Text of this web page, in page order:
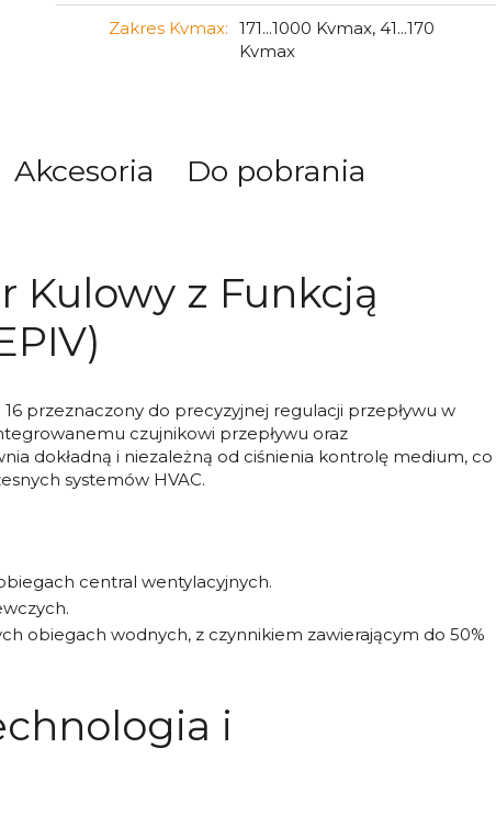
Zakres Kvmax: 171...1000 Kvmax, 41...170
Kvmax
Akcesoria Do pobrania
Kulowy z Funkcją
przeznaczony do precyzyjnej regulacji przepływu w
czujnikowi przepływu oraz
dokładną i niezależną od ciśnienia kontrolę medium, co
systemów HVAC.
central wentylacyjnych.
obiegach wodnych, z czynnikiem zawierającym do 50%
i